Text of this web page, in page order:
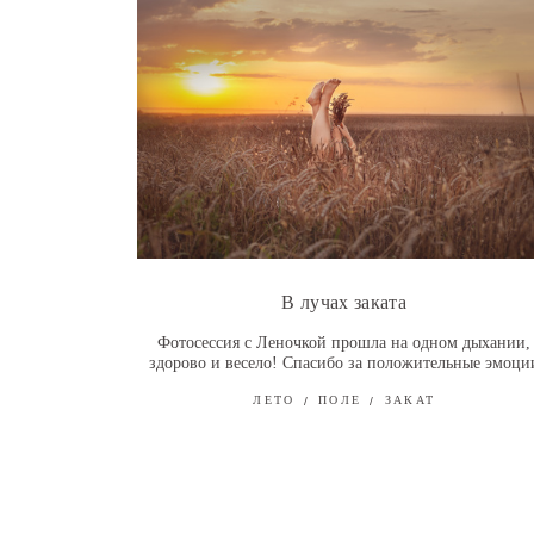
В лучах заката
Фотосессия с Леночкой прошла на одном дыхании,
здорово и весело! Спасибо за положительные
ЛЕТО ПОЛЕ ЗАКАТ